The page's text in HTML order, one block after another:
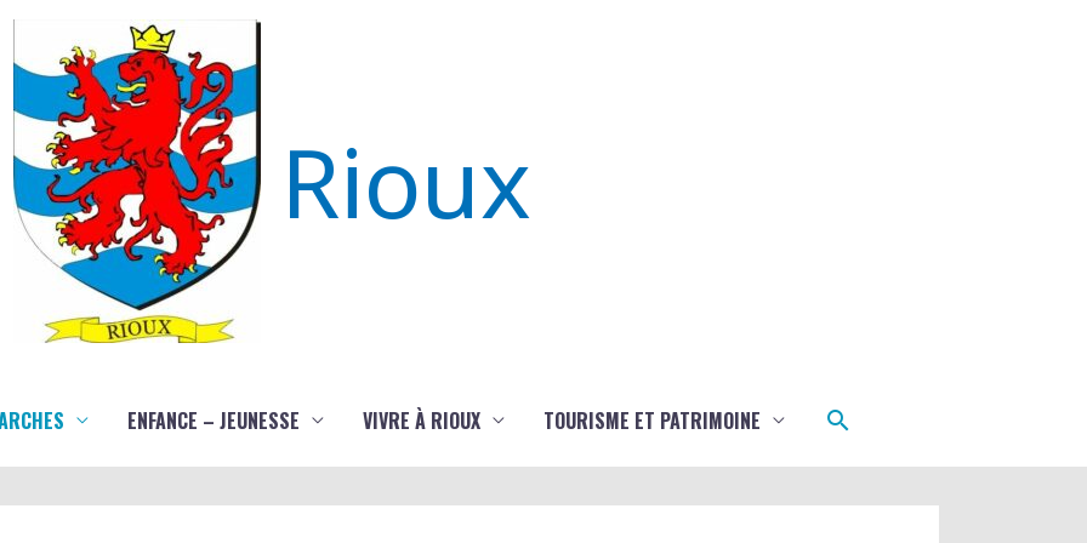
Rioux
ENFANCE – JEUNESSE VIVRE À RIOUX TOURISME ET PATRIMOINE Rechercher